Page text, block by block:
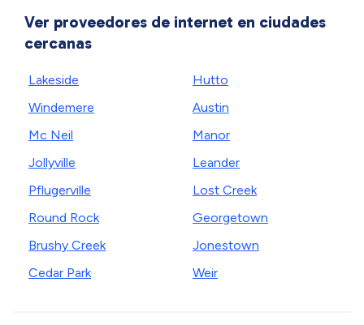
Ver proveedores de internet en ciudades
cercanas
Lakeside
Windemere
Mc Neil
Jollyville
Pflugerville
Round Rock
Brushy Creek
Cedar Park
Hutto
Austin
Manor
Leander
Lost Creek
Georgetown
Jonestown
Weir